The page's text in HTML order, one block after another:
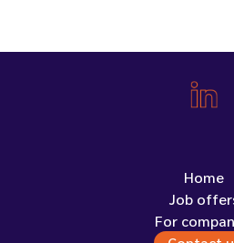
Home
Job
For